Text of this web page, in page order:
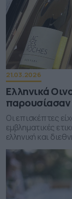
21.03.2026
Ελληνικά
Οι επισκέπτες
εμβληματικές
ελληνική και